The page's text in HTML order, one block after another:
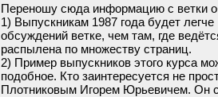
Переношу сюда информацию с ветки
1) Выпускникам 1987 года будет
обсуждений ветке, чем там, где
распылена по множеству страниц.
2) Пример выпускников этого курса
подобное. Кто заинтересуется не
Плотниковым Игорем Юрьевичем. Он